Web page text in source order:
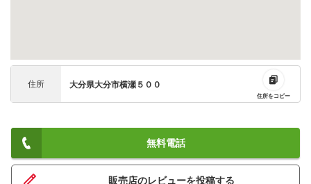
住所 大分県大分市横瀬５００
住所をコピー
無料電話
販売店のレビューを投稿する